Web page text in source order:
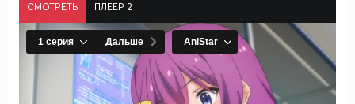
СМОТРЕТЬ ПЛЕЕР 2